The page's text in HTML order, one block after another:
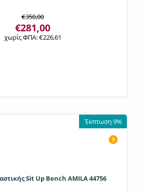
€350,00
€281,00
χωρίς ΦΠΑ:€226,61
Έκπτωση 9%
Sit Up Bench AMILA 44756